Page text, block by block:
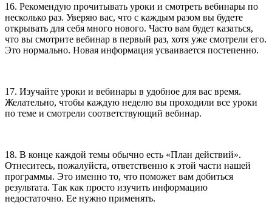
16. Рекомендую прочитывать уроки и смотреть вебинары по
несколько раз. Уверяю вас, что с каждым разом вы будете
открывать для себя много нового. Часто вам будет казаться,
что вы смотрите вебинар в первый раз, хотя уже смотрели его.
Это нормально. Новая информация усваивается постепенно.
17. Изучайте уроки и вебинары в удобное для вас время.
Желательно, чтобы каждую неделю вы проходили все уроки
по теме и смотрели соответствующий вебинар.
18. В конце каждой темы обычно есть «План действий».
Отнеситесь, пожалуйста, ответственно к этой части нашей
программы. Это именно то, что поможет вам добиться
результата. Так как просто изучить информацию
недостаточно. Ее нужно применять.